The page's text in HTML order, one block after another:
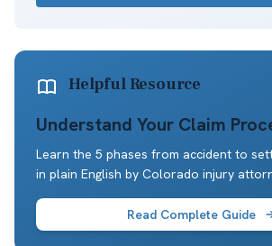
Helpful Resource
Understand Your Claim
Learn the 5 phases from accident to
in plain English by Colorado injury
Read Complete Guide